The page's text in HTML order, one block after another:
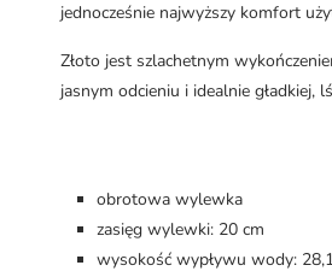
jednocześnie najwyższy komfort
Złoto jest szlachetnym
jasnym odcieniu i idealnie gładkiej,
obrotowa wylewka
zasięg wylewki: 20 cm
wysokość wypływu wody: